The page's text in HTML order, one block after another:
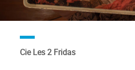
Cie Les 2 Fridas